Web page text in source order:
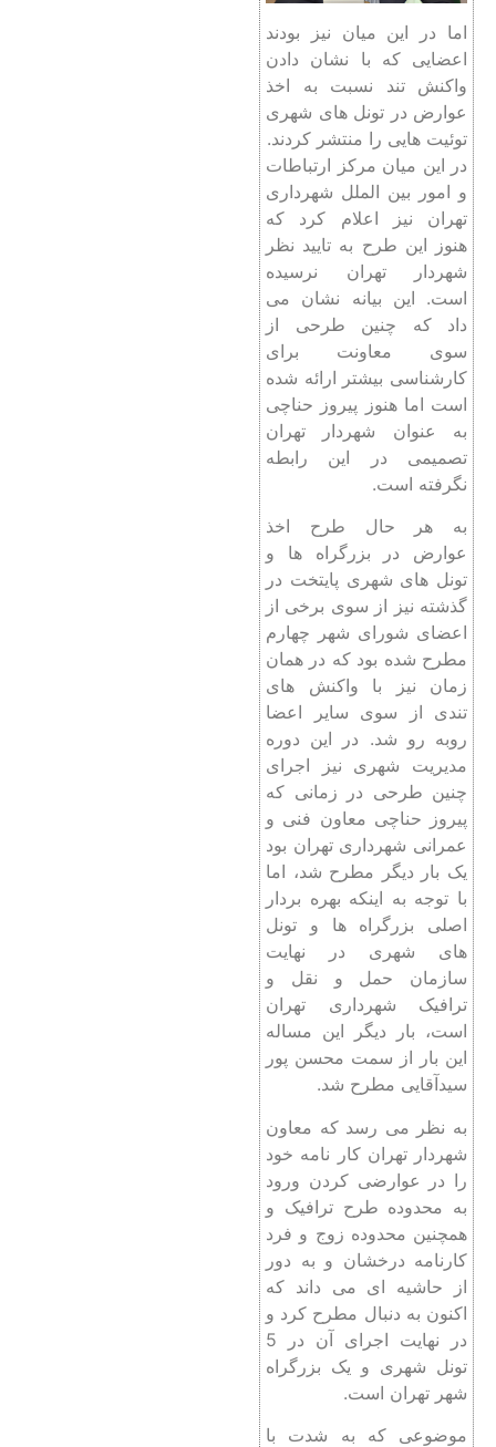
اما در این میان نیز بودند
اعضایی که با نشان دادن
واکنش تند نسبت به اخذ
عوارض در تونل های شهری
توئیت هایی را منتشر کردند.
در این میان مرکز ارتباطات
و امور بین الملل شهرداری
تهران نیز اعلام کرد که
هنوز این طرح به تایید نظر
شهردار تهران نرسیده
است. این بیانه نشان می
داد که چنین طرحی از
سوی معاونت برای
کارشناسی بیشتر ارائه شده
است اما هنوز پیروز حناچی
به عنوان شهردار تهران
تصمیمی در این رابطه
نگرفته است.
به هر حال طرح اخذ
عوارض در بزرگراه ها و
تونل های شهری پایتخت در
گذشته نیز از سوی برخی از
اعضای شورای شهر چهارم
مطرح شده بود که در همان
زمان نیز با واکنش های
تندی از سوی سایر اعضا
روبه رو شد. در این دوره
مدیریت شهری نیز اجرای
چنین طرحی در زمانی که
پیروز حناچی معاون فنی و
عمرانی شهرداری تهران بود
یک بار دیگر مطرح شد، اما
با توجه به اینکه بهره بردار
اصلی بزرگراه ها و تونل
های شهری در نهایت
سازمان حمل و نقل و
ترافیک شهرداری تهران
است، بار دیگر این مساله
این بار از سمت محسن پور
سیدآقایی مطرح شد.
به نظر می رسد که معاون
شهردار تهران کار نامه خود
را در عوارضی کردن ورود
به محدوده طرح ترافیک و
همچنین محدوده زوج و فرد
کارنامه درخشان و به دور
از حاشیه ای می داند که
اکنون به دنبال مطرح کرد و
در نهایت اجرای آن در 5
تونل شهری و یک بزرگراه
شهر تهران است.
موضوعی که به شدت با